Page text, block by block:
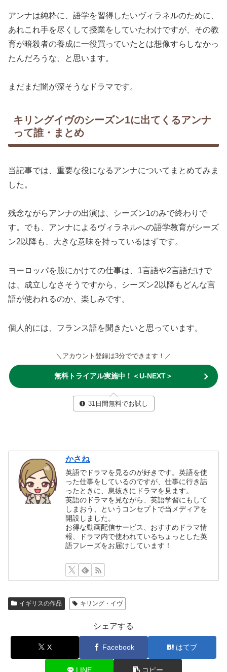
アンナは純粋に、語学を習得したいヴィラネルのために、
あれこれ手を尽くして授業をしていたわけですが、その教
育が暗殺者の養成に一役買っていたとは想像すらしなかっ
たんだろうな、と思います。
まだまだ闇が深そうなドラマです。
キリングイヴのシーズン1に出てくるアンナ
って誰・まとめ
当記事では、重要な役になるアンナについてまとめてみま
した。
残念ながらアンナの出演は、シーズン1のみで終わりで
す。でも、アンナによるヴィラネルへの語学教育がシーズ
ン2以降も、大きな意味を持っているはずです。
ヨーロッパを股にかけての仕事は、1言語や2言語だけで
は、成立しなさそうですから、シーズン2以降もどんな言
語が使われるのか、楽しみです。
個人的には、フランス語を聞きたいと思っています。
＼アカウント登録は3分でできます！／
無料トライアル実施中！＜U-NEXT＞
31日間無料でお試し
かさね
英語でドラマを見るのが好きです。英語を使
った仕事をしているのですが、仕事に行き詰
ったときに、息抜きにドラマを見ます。
英語のドラマを見ながら、英語学習にもして
しまおう、というコンセプトで当メディアを
開設しました。
お得な動画配信サービス、おすすめドラマ情
報、ドラマ内で使われているちょっとした英
語フレーズをお届けしています！
イギリスの作品 キリング・イヴ
シェアする
X Facebook はてブ
LINE コピー